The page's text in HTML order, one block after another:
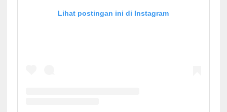
Lihat postingan ini di Instagram